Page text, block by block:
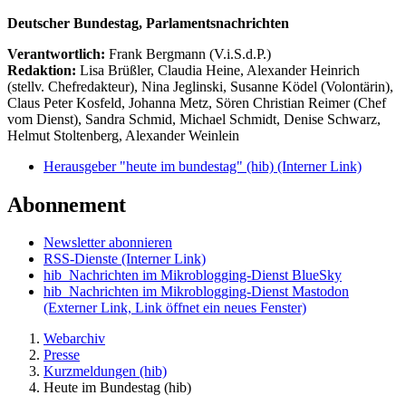
Deutscher Bundestag, Parlamentsnachrichten
Verantwortlich: Frank Bergmann (V.i.S.d.P.)
Redaktion: Lisa Brüßler, Claudia Heine, Alexander Heinrich
(stellv. Chefredakteur), Nina Jeglinski, Susanne Ködel (Volontärin),
Claus Peter Kosfeld, Johanna Metz, Sören Christian Reimer (Chef
vom Dienst), Sandra Schmid, Michael Schmidt, Denise Schwarz,
Helmut Stoltenberg, Alexander Weinlein
Herausgeber "heute im bundestag" (hib) (Interner Link)
Abonnement
Newsletter abonnieren
RSS-Dienste (Interner Link)
hib_Nachrichten im Mikroblogging-Dienst BlueSky
hib_Nachrichten im Mikroblogging-Dienst Mastodon
(Externer Link, Link öffnet ein neues Fenster)
Webarchiv
Presse
Kurzmeldungen (hib)
Heute im Bundestag (hib)